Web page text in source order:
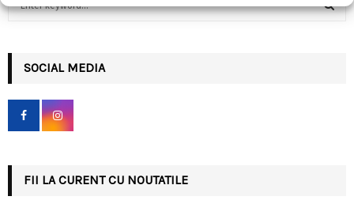
e
h
f
r
SOCIAL MEDIA
FII LA CURENT CU NOUTATILE